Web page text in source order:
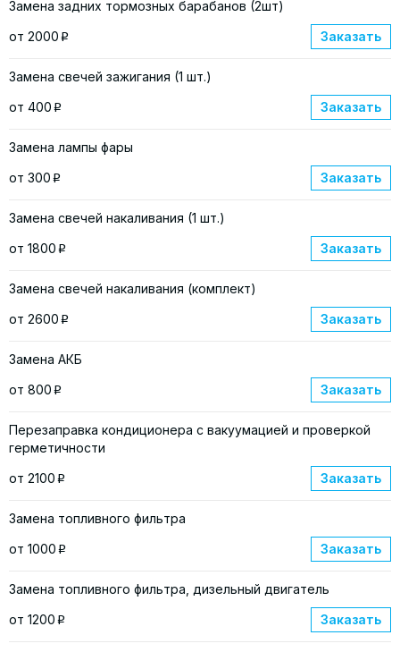
Замена задних тормозных барабанов (2шт)
от 2000 p Заказать
Замена свечей зажигания (1 шт.)
от 400 p Заказать
Замена лампы фары
от 300 p Заказать
Замена свечей накаливания (1 шт.)
от 1800 p Заказать
Замена свечей накаливания (комплект)
от 2600 p Заказать
Замена АКБ
от 800 p Заказать
Перезаправка кондиционера с вакуумацией и проверкой
герметичности
от 2100 p Заказать
Замена топливного фильтра
от 1000 p Заказать
Замена топливного фильтра, дизельный двигатель
от 1200 p Заказать